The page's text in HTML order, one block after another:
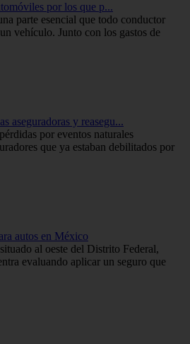
por los que p...
parte esencial que todo conductor
vehículo. Junto con los gastos de
aseguradoras y reasegu...
por eventos naturales
que ya estaban debilitados por
autos en México
al oeste del Distrito Federal,
evaluando aplicar un seguro que